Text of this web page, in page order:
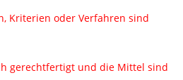
Kriterien oder Verfahren sind
gerechtfertigt und die Mittel sind